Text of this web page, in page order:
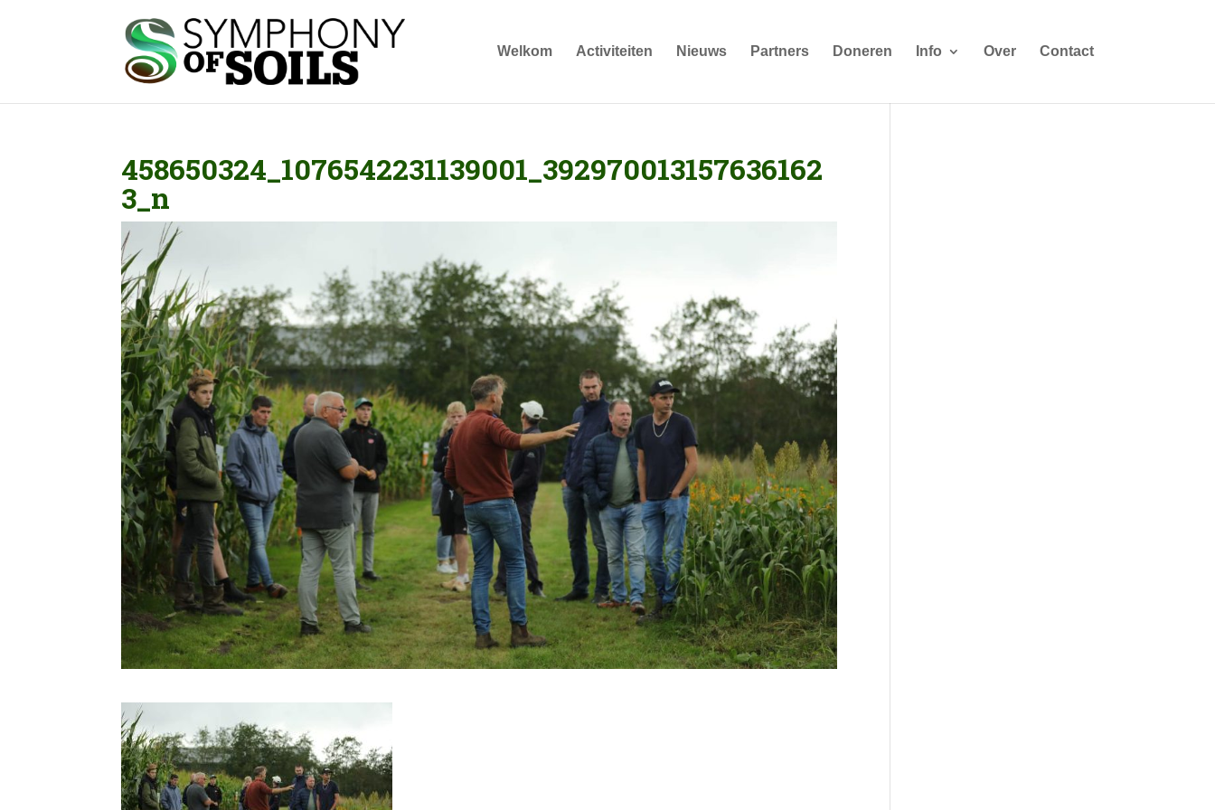
Welkom Activiteiten Nieuws Partners Doneren Info Over Contact
458650324_1076542231139001_392970013157636162
3_n